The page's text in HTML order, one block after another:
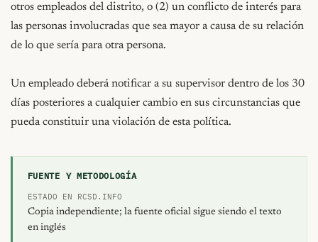
otros empleados del distrito, o (2) un conflicto de interés para
las personas involucradas que sea mayor a causa de su relación
de lo que sería para otra persona.
Un empleado deberá notificar a su supervisor dentro de los 30
días posteriores a cualquier cambio en sus circunstancias que
pueda constituir una violación de esta política.
FUENTE Y METODOLOGÍA
ESTADO EN RCSD.INFO
Copia independiente; la fuente oficial sigue siendo el texto
en inglés